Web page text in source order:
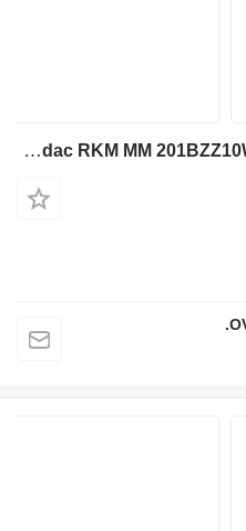
المرشح الهيدروليكي Liebherr L506 Stereo-Hydac RKM MM 201BZZ10W0.0-Filter لـ جرافة ذات عجلات